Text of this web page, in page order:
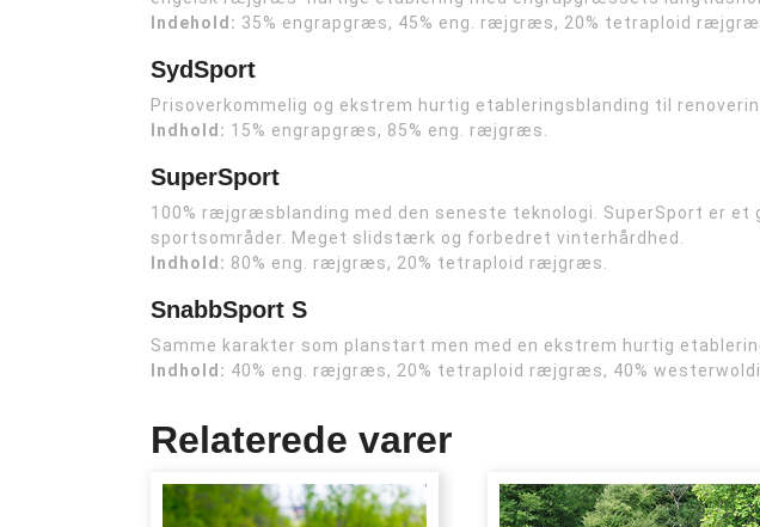
Indehold: 35% engrapgræs, 45% eng. ræjgræs, 20% tetraploid
SydSport
Prisoverkommelig og ekstrem hurtig etableringsblanding til
Indhold: 15% engrapgræs, 85% eng. ræjgræs.
SuperSport
100% ræjgræsblanding med den seneste teknologi. SuperSport er
sportsområder. Meget slidstærk og forbedret vinterhårdhed.
Indhold: 80% eng. ræjgræs, 20% tetraploid ræjgræs.
SnabbSport S
Samme karakter som planstart men med en ekstrem hurtig
Indhold: 40% eng. ræjgræs, 20% tetraploid ræjgræs, 40%
Relaterede varer